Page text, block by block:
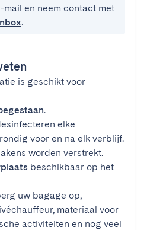
mail en neem contact met
.
is geschikt voor
.
elke
voor en na elk verblijf.
worden verstrekt.
beschikbaar op het
uw bagage op,
materiaal voor
activiteiten en nog veel